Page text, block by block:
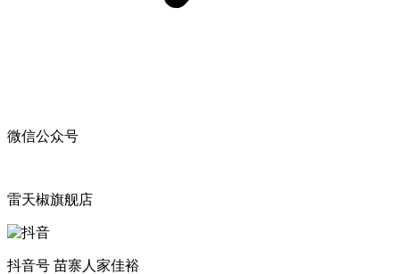
微信公众号
雷天椒旗舰店
抖音号 苗寨人家佳裕